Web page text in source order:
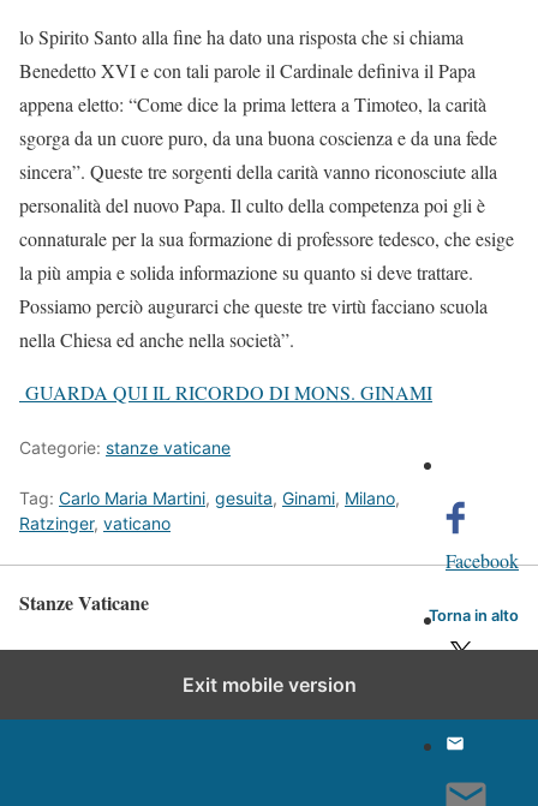
lo Spirito Santo alla fine ha dato una risposta che si chiama
Benedetto XVI e con tali parole il Cardinale definiva il Papa
appena eletto: “Come dice la prima lettera a Timoteo, la carità
sgorga da un cuore puro, da una buona coscienza e da una fede
sincera”. Queste tre sorgenti della carità vanno riconosciute alla
personalità del nuovo Papa. Il culto della competenza poi gli è
connaturale per la sua formazione di professore tedesco, che esige
la più ampia e solida informazione su quanto si deve trattare.
Possiamo perciò augurarci che queste tre virtù facciano scuola
nella Chiesa ed anche nella società”.
GUARDA QUI IL RICORDO DI MONS. GINAMI
Facebook
Categorie: stanze vaticane
Tag: Carlo Maria Martini, gesuita, Ginami, Milano,
Ratzinger, vaticano
Stanze Vaticane Torna in alto
Exit mobile version